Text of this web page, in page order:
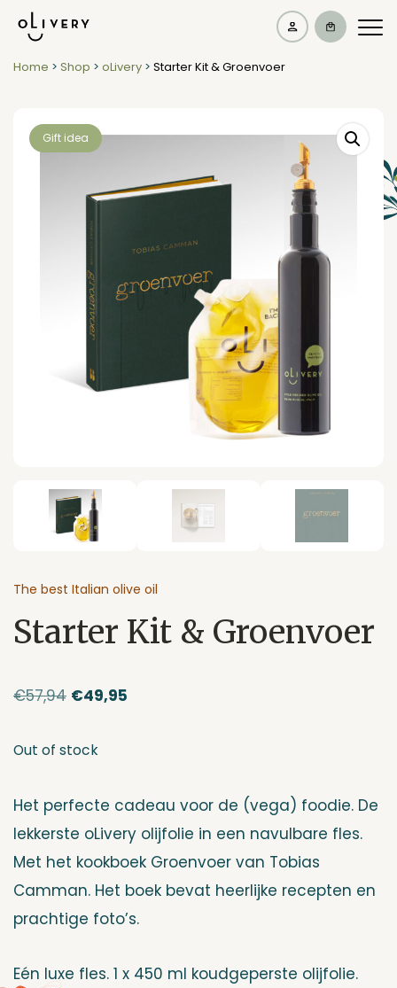
Home > Shop > oLivery > Starter Kit & Groenvoer
Gift idea
The best Italian olive oil
Starter Kit & Groenvoer
€57,94 Original
was:
€49,95
Out of stock
Het perfecte cadeau voor de (vega) foodie. De
lekkerste oLivery olijfolie in een navulbare fles.
Met het kookboek Groenvoer van Tobias
Camman. Het boek bevat heerlijke recepten en
prachtige foto’s.
Eén luxe fles. 1 x 450 ml koudgeperste olijfolie.